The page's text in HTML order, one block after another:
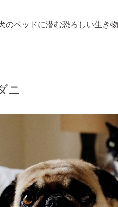
のベッドに潜む恐ろしい生き
ニ